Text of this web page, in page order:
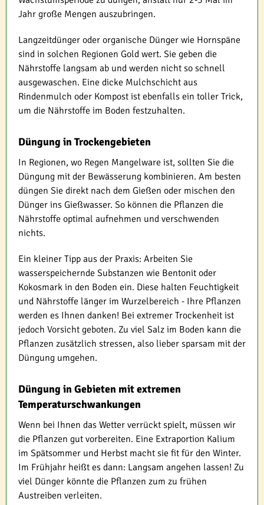
Jahr große Mengen auszubringen.
Langzeitdünger oder organische Dünger wie Hornspäne
sind in solchen Regionen Gold wert. Sie geben die
Nährstoffe langsam ab und werden nicht so schnell
ausgewaschen. Eine dicke Mulchschicht aus
Rindenmulch oder Kompost ist ebenfalls ein toller Trick,
um die Nährstoffe im Boden festzuhalten.
Düngung in Trockengebieten
In Regionen, wo Regen Mangelware ist, sollten Sie die
Düngung mit der Bewässerung kombinieren. Am besten
düngen Sie direkt nach dem Gießen oder mischen den
Dünger ins Gießwasser. So können die Pflanzen die
Nährstoffe optimal aufnehmen und verschwenden
nichts.
Ein kleiner Tipp aus der Praxis: Arbeiten Sie
wasserspeichernde Substanzen wie Bentonit oder
Kokosmark in den Boden ein. Diese halten Feuchtigkeit
und Nährstoffe länger im Wurzelbereich - Ihre Pflanzen
werden es Ihnen danken! Bei extremer Trockenheit ist
jedoch Vorsicht geboten. Zu viel Salz im Boden kann die
Pflanzen zusätzlich stressen, also lieber sparsam mit der
Düngung umgehen.
Düngung in Gebieten mit extremen
Temperaturschwankungen
Wenn bei Ihnen das Wetter verrückt spielt, müssen wir
die Pflanzen gut vorbereiten. Eine Extraportion Kalium
im Spätsommer und Herbst macht sie fit für den Winter.
Im Frühjahr heißt es dann: Langsam angehen lassen! Zu
viel Dünger könnte die Pflanzen zum zu frühen
Austreiben verleiten.